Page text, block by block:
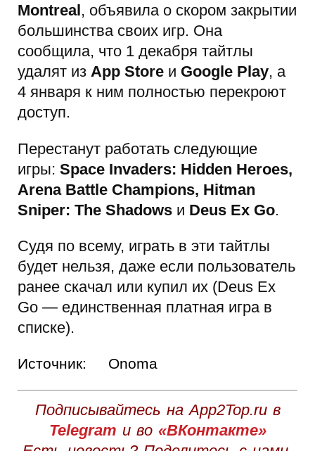
Montreal, объявила о скором закрытии
большинства своих игр. Она
сообщила, что 1 декабря тайтлы
удалят из App Store и Google Play, а
4 января к ним полностью перекроют
доступ.
Перестанут работать следующие
игры: Space Invaders: Hidden Heroes,
Arena Battle Champions, Hitman
Sniper: The Shadows и Deus Ex Go.
Судя по всему, играть в эти тайтлы
будет нельзя, даже если пользователь
ранее скачал или купил их (Deus Ex
Go — единственная платная игра в
списке).
Источник: Onoma
Подписывайтесь на App2Top.ru в
Telegram и во «ВКонтакте»